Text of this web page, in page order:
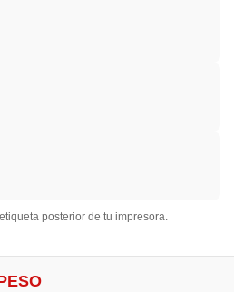
posterior de tu impresora.